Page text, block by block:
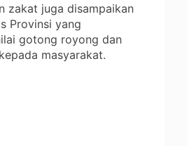
zakat juga disampaikan
Provinsi yang
gotong royong dan
masyarakat.